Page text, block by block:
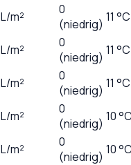
L/m²
0
(niedrig) 11 °C
L/m²
0
(niedrig) 11 °C
L/m²
0
(niedrig) 11 °C
L/m²
0
(niedrig) 10
L/m²
0
(niedrig) 10